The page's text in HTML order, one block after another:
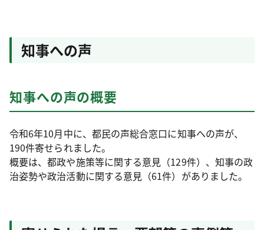
知事への声
知事への声の概要
令和6年10月中に、都民の声総合窓口に知事への声が、
190件寄せられました。
概要は、都政や施策等に関する意見（129件）、知事の政
治姿勢や政治活動に関する意見（61件）がありました。